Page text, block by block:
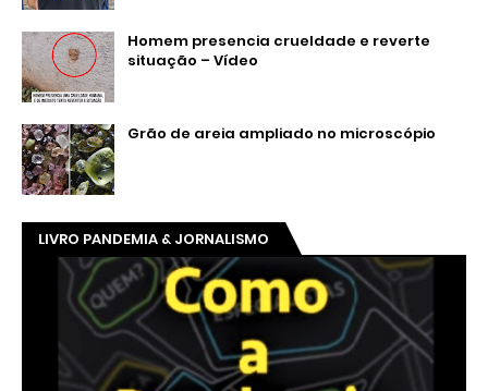
Homem presencia crueldade e reverte
situação – Vídeo
Grão de areia ampliado no microscópio
LIVRO PANDEMIA & JORNALISMO